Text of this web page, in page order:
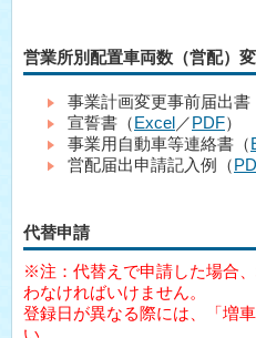
営業所別配置車両数（営配）
事業計画変更事前届出書
宣誓書（Excel／PDF）
事業用自動車等連絡書（
営配届出申請記入例（
代替申請
※注：代替えで申請した場合
わなければいけません。
登録日が異なる際には、「増
い。